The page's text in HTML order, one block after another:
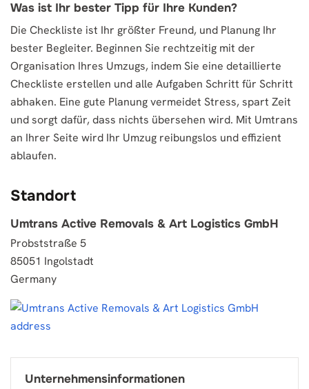
Was ist Ihr bester Tipp für Ihre Kunden?
Die Checkliste ist Ihr größter Freund, und Planung Ihr
bester Begleiter. Beginnen Sie rechtzeitig mit der
Organisation Ihres Umzugs, indem Sie eine detaillierte
Checkliste erstellen und alle Aufgaben Schritt für Schritt
abhaken. Eine gute Planung vermeidet Stress, spart Zeit
und sorgt dafür, dass nichts übersehen wird. Mit Umtrans
an Ihrer Seite wird Ihr Umzug reibungslos und effizient
ablaufen.
Standort
Umtrans Active Removals & Art Logistics GmbH
Probststraße 5
85051 Ingolstadt
Germany
Unternehmensinformationen